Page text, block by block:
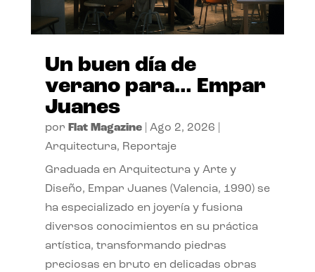
Un buen día de
verano para… Empar
Juanes
por Flat Magazine| Ago 2, 2026
Arquitectura, Reportaje
Graduada en Arquitectura y Arte y
Diseño, Empar Juanes (Valencia, 1990) se
ha especializado en joyería y fusiona
diversos conocimientos en su práctica
artística, transformando piedras
preciosas en bruto en delicadas obras